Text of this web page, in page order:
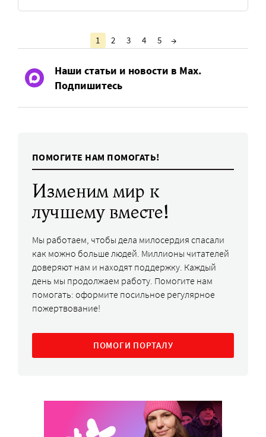
1 2 3 4 5 →
Наши статьи и новости в Max.
Подпишитесь
ПОМОГИТЕ НАМ ПОМОГАТЬ!
Изменим мир к
лучшему вместе!
Мы работаем, чтобы дела милосердия спасали
как можно больше людей. Миллионы читателей
доверяют нам и находят поддержку. Каждый
день мы продолжаем работу. Помогите нам
помогать: оформите посильное регулярное
пожертвование!
ПОМОГИ ПОРТАЛУ